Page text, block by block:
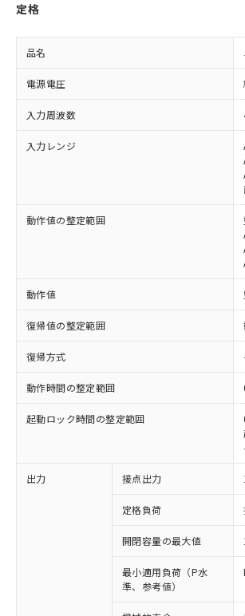
定格
品名
電源電圧
入力周波数
入力レンジ
動作値の整定範囲
動作値
復帰値の整定範囲
復帰方式
動作時間の整定範囲
起動ロック時間の整定範囲
出力 接点出力
定格負荷
開閉容量の最大値
最小適用負荷（P水
準、参考値）
※1 対応状況
対応済み：EU RoHS指令（10
非含有に対応した製品が提供可能